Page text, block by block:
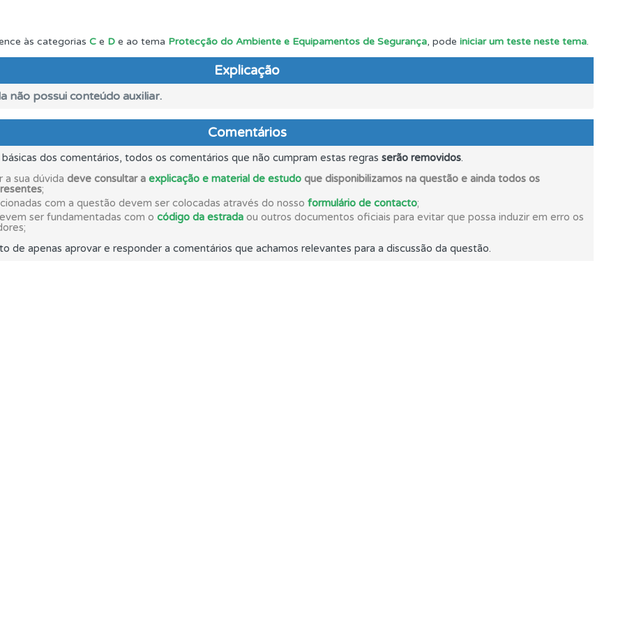
se já está preparado para ir a exame.
de teclado para responder aos testes mais rapidamente.
para não perder as suas estatísticas.
as explicações das questões para esclarecimentos adicionais.
às categorias C e D e ao tema Protecção do Ambiente e Equipamentos de Segurança, pode iniciar um teste neste tema.
Explicação
não possui conteúdo auxiliar.
Comentários
básicas dos comentários, todos os comentários que não cumpram estas regras serão removidos.
a sua dúvida deve consultar a explicação e material de estudo que disponibilizamos na questão e ainda todos os
;
com a questão devem ser colocadas através do nosso formulário de contacto;
ser fundamentadas com o código da estrada ou outros documentos oficiais para evitar que possa induzir em erro os
de apenas aprovar e responder a comentários que achamos relevantes para a discussão da questão.